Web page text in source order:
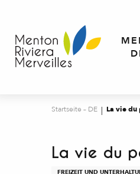
contenu
principal
Startseite – DE La vie du
La vie du
FREIZEIT UND